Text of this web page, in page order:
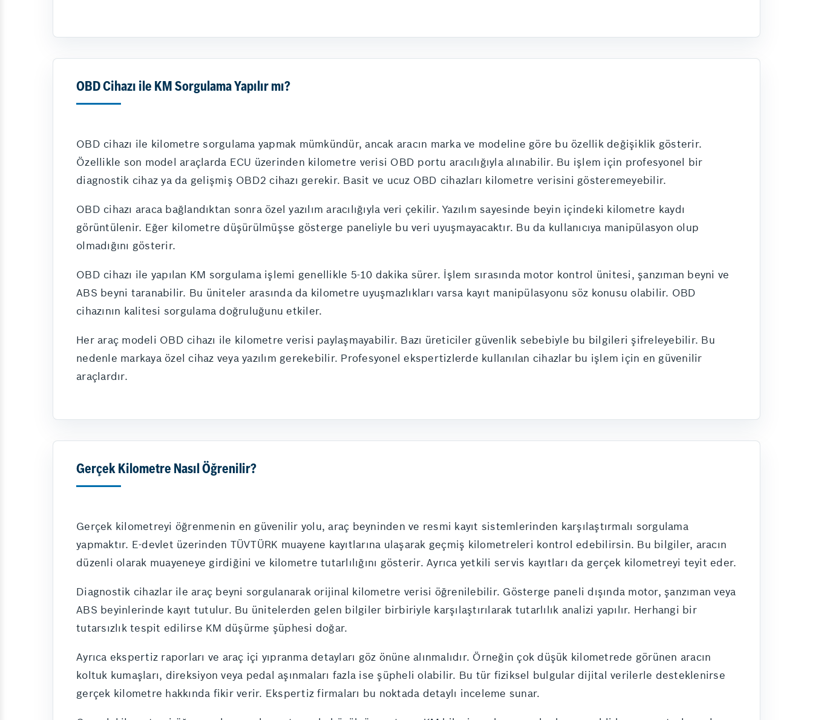
OBD Cihazı ile KM Sorgulama Yapılır mı?
OBD cihazı ile kilometre sorgulama yapmak mümkündür, ancak aracın marka ve modeline göre bu özellik değişiklik gösterir.
Özellikle son model araçlarda ECU üzerinden kilometre verisi OBD portu aracılığıyla alınabilir. Bu işlem için profesyonel bir
diagnostik cihaz ya da gelişmiş OBD2 cihazı gerekir. Basit ve ucuz OBD cihazları kilometre verisini gösteremeyebilir.
OBD cihazı araca bağlandıktan sonra özel yazılım aracılığıyla veri çekilir. Yazılım sayesinde beyin içindeki kilometre kaydı
görüntülenir. Eğer kilometre düşürülmüşse gösterge paneliyle bu veri uyuşmayacaktır. Bu da kullanıcıya manipülasyon olup
olmadığını gösterir.
OBD cihazı ile yapılan KM sorgulama işlemi genellikle 5-10 dakika sürer. İşlem sırasında motor kontrol ünitesi, şanzıman beyni ve
ABS beyni taranabilir. Bu üniteler arasında da kilometre uyuşmazlıkları varsa kayıt manipülasyonu söz konusu olabilir. OBD
cihazının kalitesi sorgulama doğruluğunu etkiler.
Her araç modeli OBD cihazı ile kilometre verisi paylaşmayabilir. Bazı üreticiler güvenlik sebebiyle bu bilgileri şifreleyebilir. Bu
nedenle markaya özel cihaz veya yazılım gerekebilir. Profesyonel ekspertizlerde kullanılan cihazlar bu işlem için en güvenilir
araçlardır.
Gerçek Kilometre Nasıl Öğrenilir?
Gerçek kilometreyi öğrenmenin en güvenilir yolu, araç beyninden ve resmi kayıt sistemlerinden karşılaştırmalı sorgulama
yapmaktır. E-devlet üzerinden TÜVTÜRK muayene kayıtlarına ulaşarak geçmiş kilometreleri kontrol edebilirsin. Bu bilgiler, aracın
düzenli olarak muayeneye girdiğini ve kilometre tutarlılığını gösterir. Ayrıca yetkili servis kayıtları da gerçek kilometreyi teyit eder.
Diagnostik cihazlar ile araç beyni sorgulanarak orijinal kilometre verisi öğrenilebilir. Gösterge paneli dışında motor, şanzıman veya
ABS beyinlerinde kayıt tutulur. Bu ünitelerden gelen bilgiler birbiriyle karşılaştırılarak tutarlılık analizi yapılır. Herhangi bir
tutarsızlık tespit edilirse KM düşürme şüphesi doğar.
Ayrıca ekspertiz raporları ve araç içi yıpranma detayları göz önüne alınmalıdır. Örneğin çok düşük kilometrede görünen aracın
koltuk kumaşları, direksiyon veya pedal aşınmaları fazla ise şüpheli olabilir. Bu tür fiziksel bulgular dijital verilerle desteklenirse
gerçek kilometre hakkında fikir verir. Ekspertiz firmaları bu noktada detaylı inceleme sunar.